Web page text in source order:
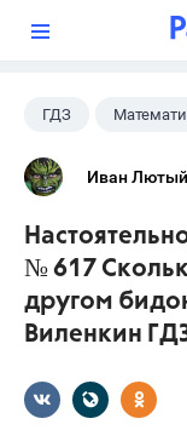
ГДЗ
Виленкин Н.Я.
Иван Лютый
№ 617
другом
Виленкин